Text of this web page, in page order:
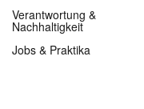
Verantwortung &
Nachhaltigkeit
Jobs & Praktika